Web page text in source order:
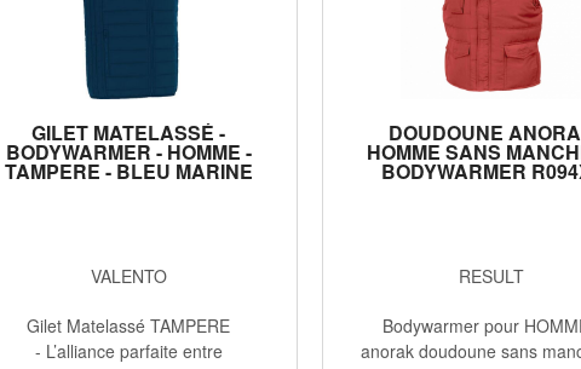
GILET MATELASSÉ -
BODYWARMER - HOMME -
TAMPERE - BLEU MARINE
VALENTO
Gilet Matelassé TAMPERE
- L’alliance parfaite entre
DOUDOUNE
HOMME SANS
BODYWARMER
RESULT
Bodywarmer pour
anorak doudoune sans